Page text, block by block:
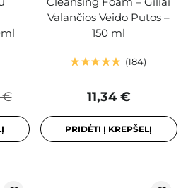
€
Valančios Veido Putos –
150 ml
184
11,34 €
PRIDĖTI Į KREPŠELĮ